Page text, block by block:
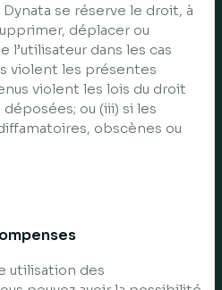
se réserve le droit, à
déplacer ou
l’utilisateur dans les cas
violent les présentes
violent les lois du droit
déposées; ou (iii) si les
obscènes ou
utilisation des